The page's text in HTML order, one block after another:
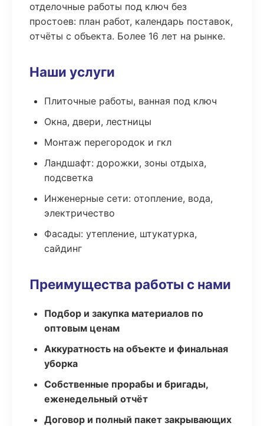
отделочные работы под ключ без
простоев: план работ, календарь поставок,
отчёты с объекта. Более 16 лет на рынке.
Наши услуги
Плиточные работы, ванная под ключ
Окна, двери, лестницы
Монтаж перегородок и гкл
Ландшафт: дорожки, зоны отдыха,
подсветка
Инженерные сети: отопление, вода,
электричество
Фасады: утепление, штукатурка,
сайдинг
Преимущества работы с нами
Подбор и закупка материалов по
оптовым ценам
Аккуратность на объекте и финальная
уборка
Собственные прорабы и бригады,
еженедельный отчёт
Договор и полный пакет закрывающих